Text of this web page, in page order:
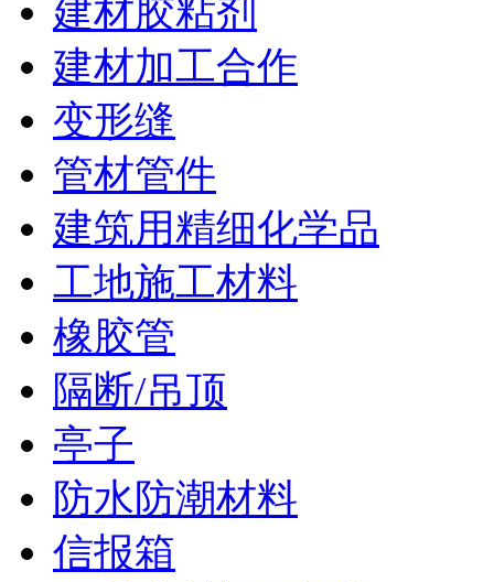
建材胶粘剂
建材加工合作
变形缝
管材管件
建筑用精细化学品
工地施工材料
橡胶管
隔断/吊顶
亭子
防水防潮材料
信报箱